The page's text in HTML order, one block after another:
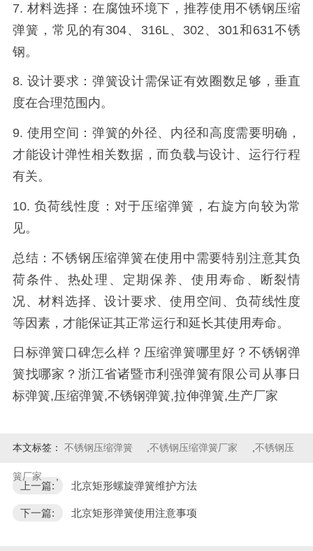
7. 材料选择：在腐蚀环境下，推荐使用不锈钢压缩
弹簧，常见的有304、316L、302、301和631不锈
钢。
8. 设计要求：弹簧设计需保证有效圈数足够，垂直
度在合理范围内。
9. 使用空间：弹簧的外径、内径和高度需要明确，
才能设计弹性相关数据，而负载与设计、运行行程
有关。
10. 负荷线性度：对于压缩弹簧，右旋方向较为常
见。
总结：不锈钢压缩弹簧在使用中需要特别注意其负
荷条件、热处理、定期保养、使用寿命、断裂情
况、材料选择、设计要求、使用空间、负荷线性度
等因素，才能保证其正常运行和延长其使用寿命。
日标弹簧口碑怎么样？压缩弹簧哪里好？不锈钢弹
簧找哪家？浙江省诸暨市利强弹簧有限公司从事日
标弹簧,压缩弹簧,不锈钢弹簧,拉伸弹簧,生产厂家
本文标签： 不锈钢压缩弹簧 ,不锈钢压缩弹簧厂家 ,不锈钢压
簧厂家 ,
上一篇: 北京矩形螺旋弹簧维护方法
下一篇: 北京矩形弹簧使用注意事项